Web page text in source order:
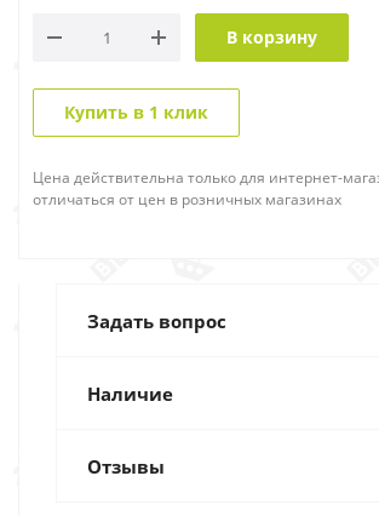
В корзину
Купить в 1 клик
Цена действительна только для интернет-
отличаться от цен в розничных магазинах
Задать вопрос
Наличие
Отзывы